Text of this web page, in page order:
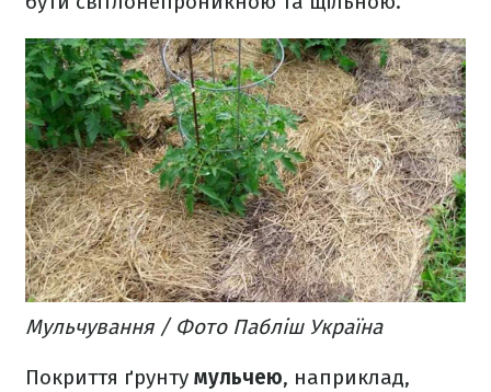
Мульчування / Фото Пабліш Україна
Покриття ґрунту мульчею, наприклад,